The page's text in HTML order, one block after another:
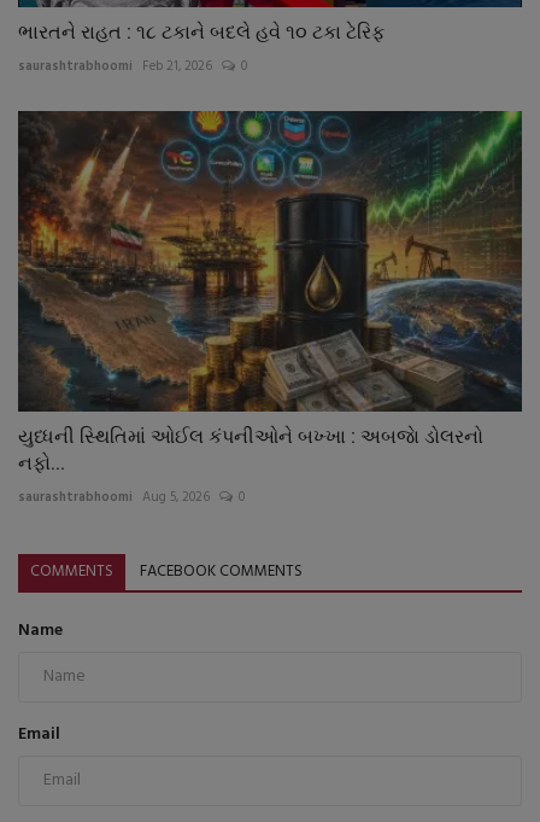
ભારતને રાહત : ૧૮ ટકાને બદલે હવે ૧૦ ટકા ટેરિફ
saurashtrabhoomi Feb 21, 2026 0
યુધ્ધની સ્થિતિમાં ઓઈલ કંપનીઓને બખ્ખા : અબજાે ડોલરનો
નફો...
saurashtrabhoomi Aug 5, 2026 0
COMMENTS FACEBOOK COMMENTS
Name
Email